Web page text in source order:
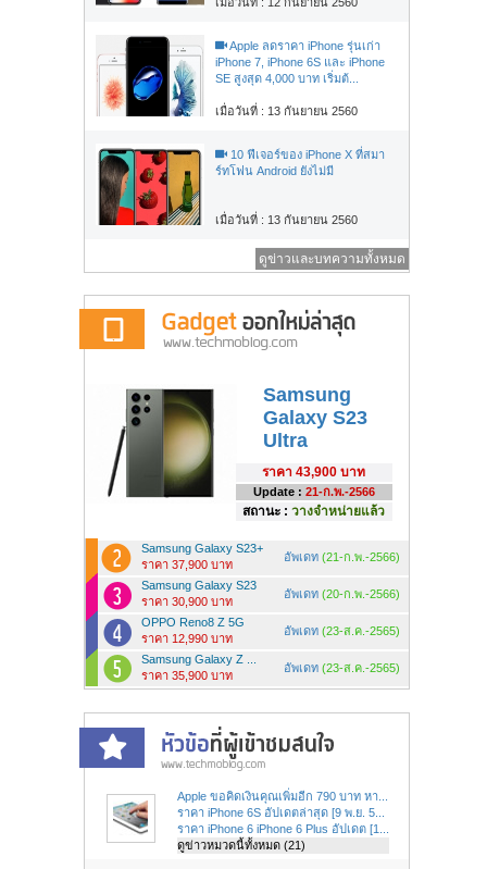
Apple ลดราคา iPhone รุ่นเก่า
iPhone 7, iPhone 6S และ iPhone
SE สูงสุด 4,000 บาท เริ่มต้...
เมื่อวันที่ : 13 กันยายน 2560
10 ฟีเจอร์ของ iPhone X ที่สมา
ร์ทโฟน Android ยังไม่มี
เมื่อวันที่ : 13 กันยายน 2560
ดูข่าวและบทความทั้งหมด
Samsung
Galaxy S23
Ultra
ราคา 43,900 บาท
Update : 21-ก.พ.-2566
สถานะ : วางจำหน่ายแล้ว
Samsung Galaxy S23+
ราคา 37,900 บาท
อัพเดท (21-ก.พ.-2566)
Samsung Galaxy S23
ราคา 30,900 บาท
อัพเดท (20-ก.พ.-2566)
OPPO Reno8 Z 5G
ราคา 12,990 บาท
อัพเดท (23-ส.ค.-2565)
Samsung Galaxy Z ...
ราคา 35,900 บาท
อัพเดท (23-ส.ค.-2565)
Apple ขอคิดเงินคุณเพิ่มอีก 790 บาท หา...
ราคา iPhone 6S อัปเดตล่าสุด [9 พ.ย. 5...
ราคา iPhone 6 iPhone 6 Plus อัปเดต [1...
ดูข่าวหมวดนี้ทั้งหมด (21)